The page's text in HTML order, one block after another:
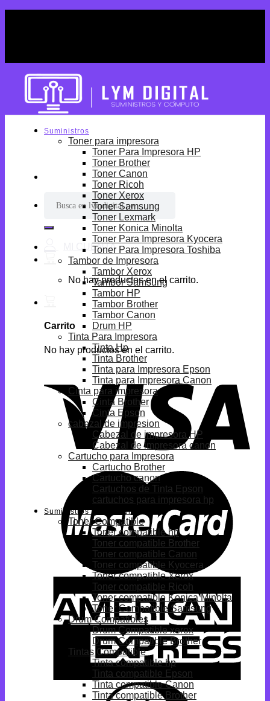
por:
No hay productos en el carrito.
Carrito
No hay productos en el carrito.
Suministros
Toner para impresora
Toner Para Impresora HP
Toner Brother
Toner Canon
Toner Ricoh
Toner Xerox
Toner Samsung
Toner Lexmark
Toner Konica Minolta
Toner Para Impresora Kyocera
Toner Para Impresora Toshiba
Tambor de Impresora
Tambor Xerox
Tambor Samsung
Tambor HP
Tambor Brother
Tambor Canon
Drum HP
Tinta Para Impresora
Tinta Hp
Tinta Brother
Tinta para Impresora Epson
Tinta para Impresora Canon
Cinta para impresora
Cinta Brother
Cinta Epson
cabezal de impresion
Cabezal de impresora HP
Cabezal de impresora canon
Cartucho para Impresora
Cartucho Brother
Cartucho canon
Cartuchos de Tinta Epson
cartuchos para impresora hp
Suministros Compatibles
Toner Compatible
Toner compatible hp
Toner compatible Brother
Toner compatible Canon
Toner compatible Kyocera
Toner compatible Xerox
Toner compatible Ricoh
Toner compatible Konica Minolta
Toner Compatible Samsung
Drum Compatibles
Drum Compatible xerox
Drum Compatible Brother
Tintas Compatible
Tinta compatible hp
Tinta compatible Epson
Tinta compatible Canon
Tinta compatible Brother